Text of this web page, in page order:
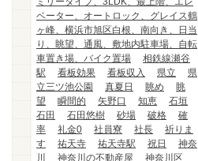
ベーター、オートロック、グレイス鶴
ヶ峰、横浜市旭区白根、南向き、日当
り、眺望、通風、敷地内駐車場、自転
車置き場、バイク置場
相鉄線瀬谷
駅
看板効果 看板収入 県立
県
立三ツ池公園
真夏日 眺め
眺
望
瞬間的 矢野口 知恵
石垣
石田
石田悠樹 砂場 破格
確
率
礼金0 社員寮 社長
祈りま
す
祐天寺 祐天寺駅 祝日
神奈
川
神奈川の不動産屋
神奈川区